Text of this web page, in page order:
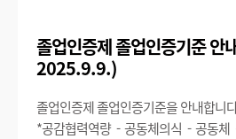
졸업인증제 졸업인증기준 안
2025.9.9.)
졸업인증제 졸업인증기준을 안내합니
*공감협력역량 - 공동체의식 - 공동체